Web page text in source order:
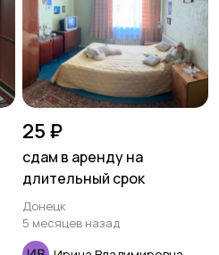
25 ₽
сдам в аренду на
длительный срок
Донецк
5 месяцев назад